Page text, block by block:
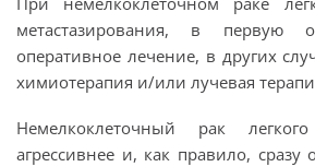
метастазирования, в первую
оперативное лечение, в других
химиотерапия и/или лучевая
Немелкоклеточный рак
агрессивнее и, как правило, сразу